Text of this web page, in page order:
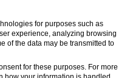
for purposes such as
experience, analyzing browsing
of the data may be transmitted to
for these purposes. For more